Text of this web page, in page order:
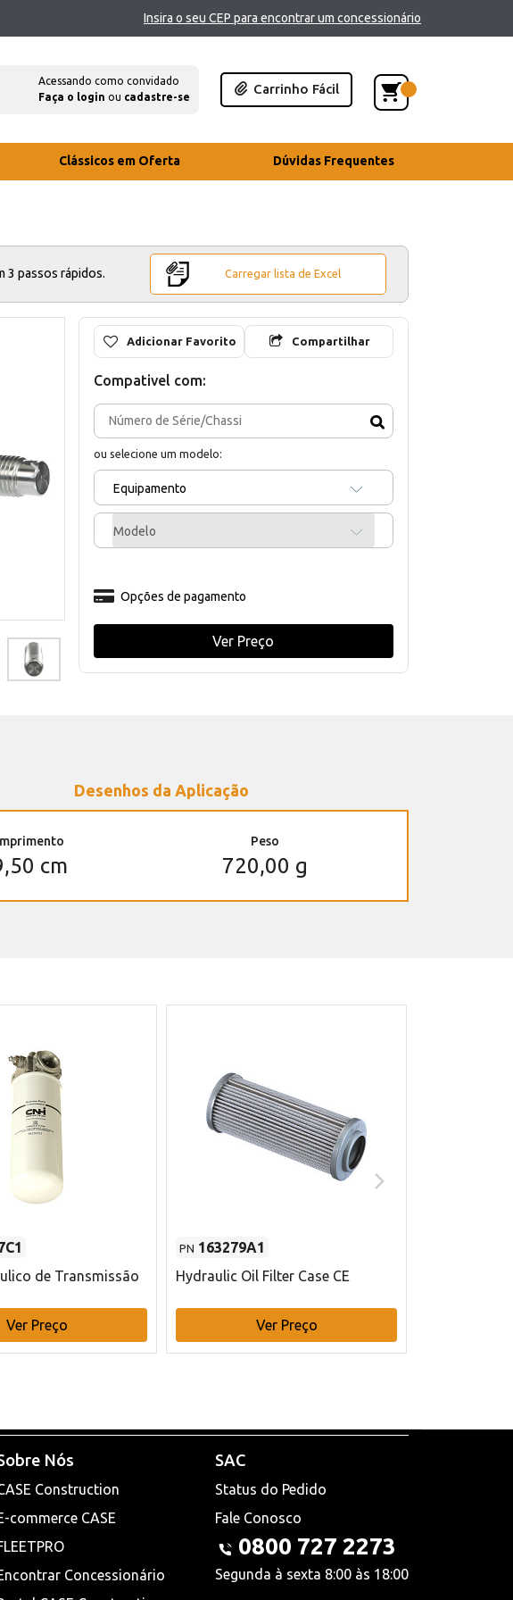
Insira o seu CEP para encontrar um concessionário
Acessando como convidado
Faça o login ou cadastre-se
Carrinho Fácil
Clássicos em Oferta Dúvidas Frequentes
3 passos rápidos. Carregar lista de Excel
Adicionar Favorito Compartilhar
Compativel com:
ou selecione um modelo:
Equipamento
Modelo
Opções de pagamento
Ver Preço
Desenhos da Aplicação
cm
Peso
720,00 g
de Transmissão
Ver Preço
PN 163279A1
Hydraulic Oil Filter Case CE
Ver Preço
Nós
Construction
commerce CASE
Concessionário
SAC
Status do Pedido
Fale Conosco
0800 727 2273
Segunda à sexta 8:00 às 18:00